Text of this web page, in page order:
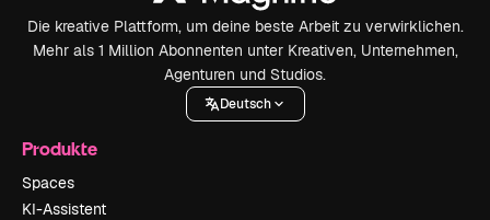
Die kreative Plattform, um deine beste Arbeit zu verwirklichen.
Mehr als 1 Million Abonnenten unter Kreativen, Unternehmen,
Agenturen und Studios.
Deutsch
Produkte
Spaces
KI-Assistent